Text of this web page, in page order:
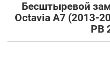
Бесштыревой
Octavia A7 (2013-
PB